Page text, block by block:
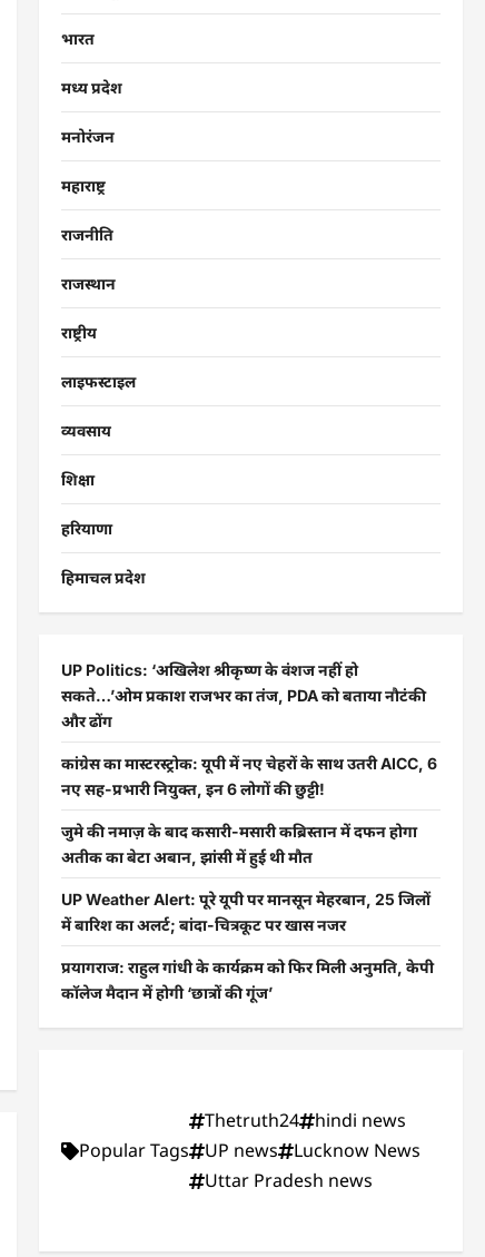
भारत
मध्य प्रदेश
मनोरंजन
महाराष्ट्र
राजनीति
राजस्थान
राष्ट्रीय
लाइफस्टाइल
व्यवसाय
शिक्षा
हरियाणा
हिमाचल प्रदेश
UP Politics: ‘अखिलेश श्रीकृष्ण के वंशज नहीं हो
सकते…’ओम प्रकाश राजभर का तंज, PDA को बताया नौटंकी
और ढोंग
कांग्रेस का मास्टरस्ट्रोक: यूपी में नए चेहरों के साथ उतरी AICC, 6
नए सह-प्रभारी नियुक्त, इन 6 लोगों की छुट्टी!
जुमे की नमाज़ के बाद कसारी-मसारी कब्रिस्तान में दफन होगा
अतीक का बेटा अबान, झांसी में हुई थी मौत
UP Weather Alert: पूरे यूपी पर मानसून मेहरबान, 25 जिलों
में बारिश का अलर्ट; बांदा-चित्रकूट पर खास नजर
प्रयागराज: राहुल गांधी के कार्यक्रम को फिर मिली अनुमति, केपी
कॉलेज मैदान में होगी ‘छात्रों की गूंज’
Popular Tags
Thetruth24
hindi news
UP news
Lucknow News
Uttar Pradesh news